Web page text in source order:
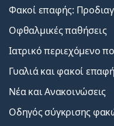
Φακοί επαφής:
Οφθαλμικές παθήσεις
Ιατρικό περιεχόμενο
Γυαλιά και φακοί
Νέα και Ανακοινώσεις
Οδηγός σύγκρισης